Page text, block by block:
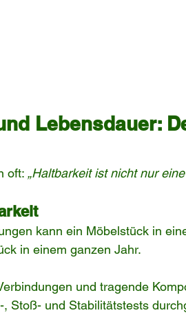
Lebensdauer:
oft: „Haltbarkeit ist nicht nur
kann ein Möbelstück in
in einem ganzen Jahr.
und tragende
, Stoß- und Stabilitätstests